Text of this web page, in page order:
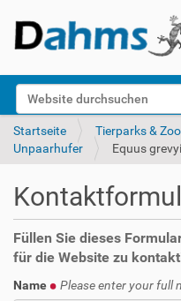
Website durchsuchen
k
Startseite Tierparks &
Unpaarhufer
Equus grevyi
Füllen Sie dieses
für die Website zu
Name Please enter your full